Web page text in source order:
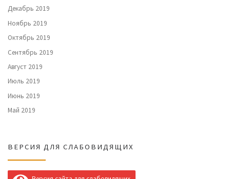
Декабрь 2019
Ноябрь 2019
Октябрь 2019
Сентябрь 2019
Август 2019
Июль 2019
Июнь 2019
Май 2019
ВЕРСИЯ ДЛЯ СЛАБОВИДЯЩИХ